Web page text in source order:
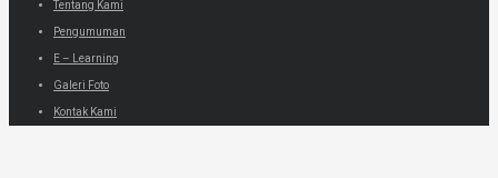
Tentang Kami
Pengumuman
E – Learning
Galeri Foto
Kontak Kami